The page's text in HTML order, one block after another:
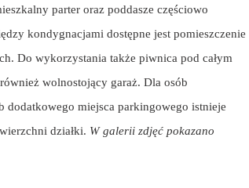
parter oraz poddasze częściowo
kondygnacjami dostępne jest pomieszczenie
Do wykorzystania także piwnica pod całym
wolnostojący garaż. Dla osób
miejsca parkingowego istnieje
działki. W galerii zdjęć pokazano